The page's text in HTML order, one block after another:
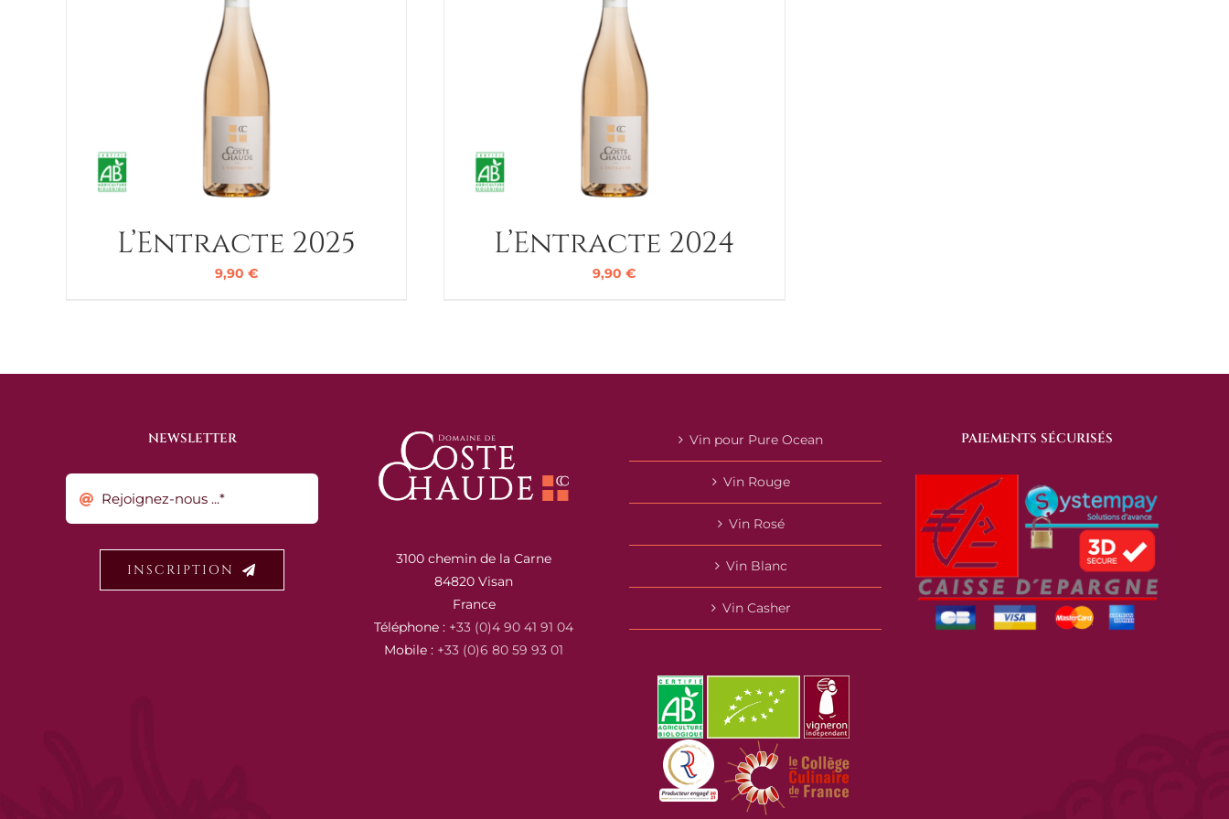
L’Entracte 2025
9,90 €
L’Entracte 2024
9,90 €
NEWSLETTER
INSCRIPTION
3100 chemin de la Carne
84820 Visan
France
Téléphone : +33 (0)4 90 41 91 04
Mobile : +33 (0)6 80 59 93 01
Vin pour Pure Ocean
Vin Rouge
Vin Rosé
Vin Blanc
Vin Casher
PAIEMENTS SÉCURISÉS